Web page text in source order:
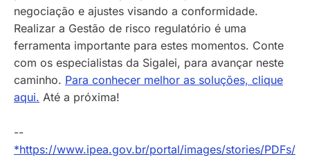
negociação e ajustes visando a conformidade.
Realizar a Gestão de risco regulatório é uma
ferramenta importante para estes momentos. Conte
com os especialistas da Sigalei, para avançar neste
caminho. Para conhecer melhor as soluções, clique
aqui. Até a próxima!
--
*https://www.ipea.gov.br/portal/images/stories/PDFs/